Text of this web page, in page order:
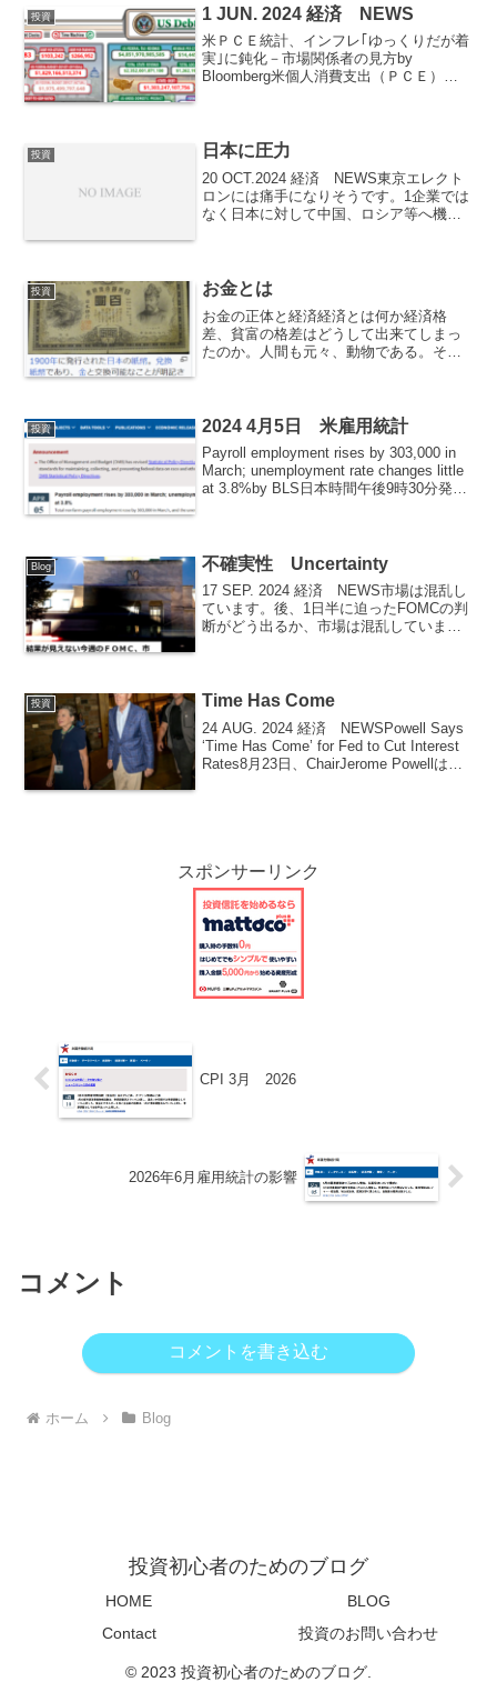
投資 1 JUN. 2024 経済 NEWS
米ＰＣＥ統計、インフレ｢ゆっくりだが着
実｣に鈍化－市場関係者の見方by
Bloomberg米個人消費支出（ＰＣＥ）価
将来の利下げを後押...
投資 日本に圧力
20 OCT.2024 経済 NEWS東京エレクト
ロンには痛手になりそうです。1企業では
なく日本に対して中国、ロシア等へ機械
員...
投資 お金とは
お金の正体と経済経済とは何か経済格
差、貧富の格差はどうして出来てしまっ
たのか。人間も元々、動物である。その
食べ物を蓄えることをできる...
投資 2024 4月5日 米雇用統計
Payroll employment rises by 303,000 in
March; unemployment rate changes little
at 3.8%by BLS日本時間午後9時30分発表
Blog 不確実性 Uncertainty
17 SEP. 2024 経済 NEWS市場は混乱し
ています。後、1日半に迫ったFOMCの判
断がどう出るか、市場は混乱していま
投資 Time Has Come
24 AUG. 2024 経済 NEWSPowell Says
‘Time Has Come’ for Fed to Cut Interest
Rates8月23日、ChairJerome Powellはこ
スポンサーリンク
CPI 3月 2026
2026年6月雇用統計の影響
コメント
コメントを書き込む
ホーム Blog
投資初心者のためのブログ
HOME
BLOG
Contact
投資のお問い合わせ
© 2023 投資初心者のためのブログ.